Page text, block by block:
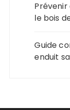
le bois
Guide
enduit